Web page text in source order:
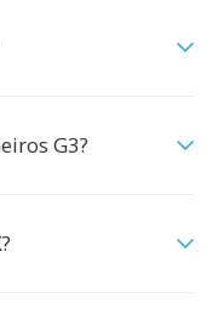
G3?